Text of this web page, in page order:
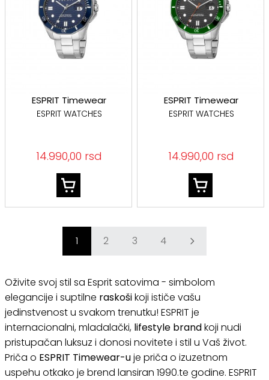
ESPRIT Timewear
ESPRIT WATCHES
14.990,00 rsd
ESPRIT Timewear
ESPRIT WATCHES
14.990,00 rsd
1 2 3 4
Oživite svoj stil sa Esprit satovima - simbolom
elegancije i suptilne raskošikoji ističe vašu
jedinstvenost u svakom trenutku! ESPRIT je
internacionalni, mladalački, lifestyle brandkoji nudi
pristupačan luksuz i donosi novitete i stil u Vaš život.
Priča o ESPRIT Timewear-uje priča o izuzetnom
uspehu otkako je brend lansiran 1990.te godine. ESPRIT